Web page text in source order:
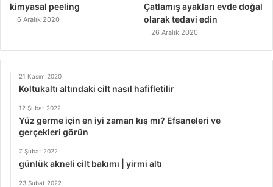
kimyasal peeling
6 Aralık 2020
Çatlamış ayakları evde doğal
olarak tedavi edin
26 Aralık 2020
21 Kasım 2020
Koltukaltı altındaki cilt nasıl hafifletilir
12 Şubat 2022
Yüz germe için en iyi zaman kış mı? Efsaneleri ve
gerçekleri görün
7 Şubat 2022
günlük akneli cilt bakımı | yirmi altı
23 Şubat 2022